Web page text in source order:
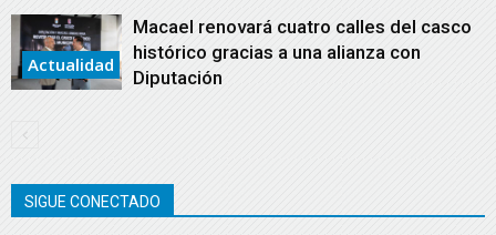
Actualidad
Macael renovará cuatro calles del casco
histórico gracias a una alianza con
Diputación
SIGUE CONECTADO